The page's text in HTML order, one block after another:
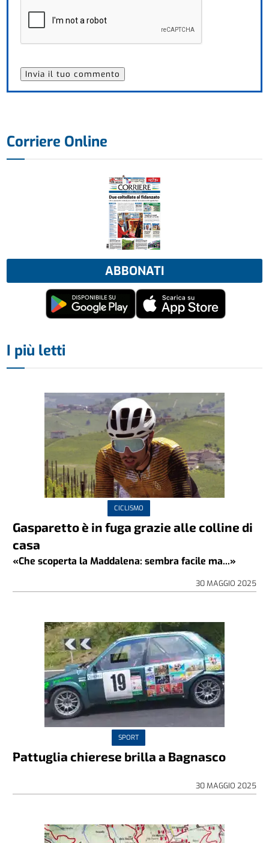
Corriere Online
ABBONATI
I più letti
CICLISMO
Gasparetto è in fuga grazie alle colline di
casa
«Che scoperta la Maddalena: sembra facile ma...»
30 MAGGIO 2025
SPORT
Pattuglia chierese brilla a Bagnasco
30 MAGGIO 2025